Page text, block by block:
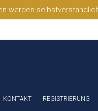
werden
KONTAKT REGISTRIERUNG